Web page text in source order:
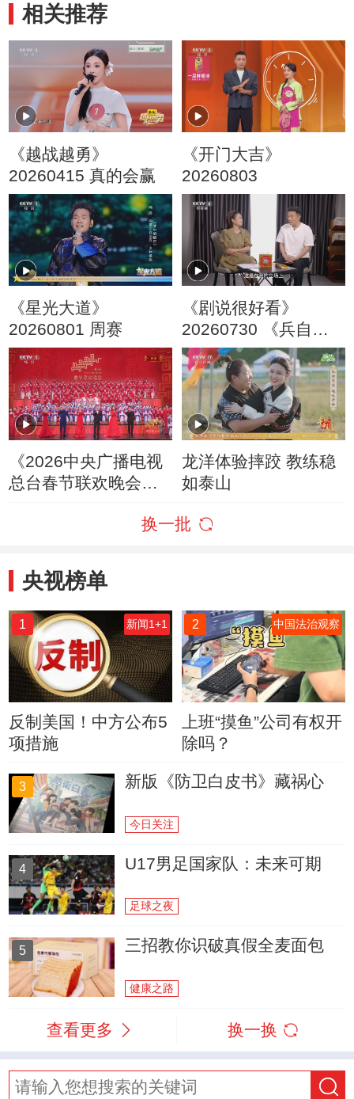
相关推荐
《越战越勇》
20260415 真的会赢
《开门大吉》
20260803
《星光大道》
20260801 周赛
《剧说很好看》
20260730 《兵自风
中来》
《2026中央广播电视
总台春节联欢晚会》
龙洋体验摔跤 教练稳
如泰山
换一批
央视榜单
1 新闻1+1
反制美国！中方公布5
项措施
2 中国法治观察
上班“摸鱼”公司有权开
除吗？
3 新版《防卫白皮书》藏祸心
今日关注
4 U17男足国家队：未来可期
足球之夜
5 三招教你识破真假全麦面包
健康之路
查看更多 换一换